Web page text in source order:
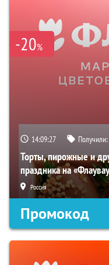
-20%
14:09:26 Получили:
Торты, пирожные и
праздника на
Россия
Промокод